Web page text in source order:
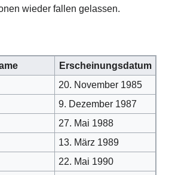
wieder fallen gelassen.
Erscheinungsdatum
20. November 1985
9. Dezember 1987
27. Mai 1988
13. März 1989
22. Mai 1990